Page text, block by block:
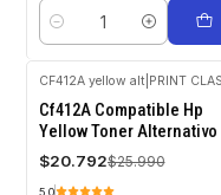
Cantidad
-20%
OFF
CF412A yellow alt| PRINT
Cf412A Compatible Hp
Yellow Toner Alternativo
$20.792$25.990